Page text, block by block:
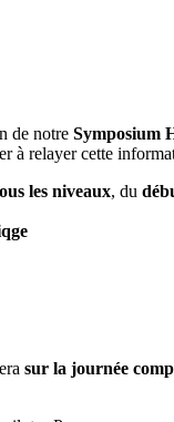
de notre Symposium
à relayer cette
les niveaux, du
sur la journée